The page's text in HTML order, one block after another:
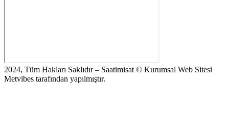
2024, Tüm Hakları Saklıdır – Saatimisat © Kurumsal Web Sitesi
Metvibes tarafından yapılmıştır.